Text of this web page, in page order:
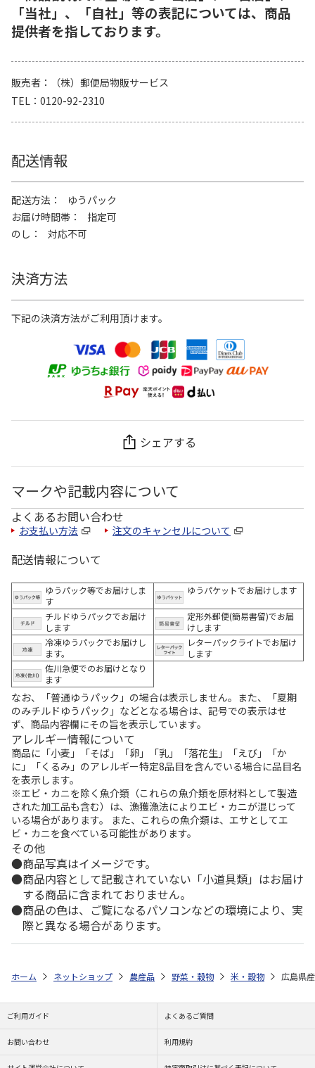
「当社」、「自社」等の表記については、商品
提供者を指しております。
販売者
（株）郵便局物販サービス
TEL
0120-92-2310
配送情報
配送方法
ゆうパック
お届け時間帯
指定可
のし
対応不可
決済方法
下記の決済方法がご利用頂けます。
シェアする
マークや記載内容について
よくあるお問い合わせ
お支払い方法 注文のキャンセルについて
配送情報について
ゆうパック等でお届けしま
す
ゆうパケットでお届けします
チルドゆうパックでお届け
します
定形外郵便(簡易書留)でお届
けします
冷凍ゆうパックでお届けし
ます。
レターパックライトでお届け
します
佐川急便でのお届けとなり
ます
なお、「普通ゆうパック」の場合は表示しません。また、「夏期
のみチルドゆうパック」などとなる場合は、記号での表示はせ
ず、商品内容欄にその旨を表示しています。
アレルギー情報について
商品に「小麦」「そば」「卵」「乳」「落花生」「えび」「か
に」「くるみ」のアレルギー特定8品目を含んでいる場合に品目名
を表示します。
※エビ・カニを除く魚介類（これらの魚介類を原材料として製造
された加工品も含む）は、漁獲漁法によりエビ・カニが混じって
いる場合があります。 また、これらの魚介類は、エサとしてエ
ビ・カニを食べている可能性があります。
その他
商品写真はイメージです。
商品内容として記載されていない「小道具類」はお届け
する商品に含まれておりません。
商品の色は、ご覧になるパソコンなどの環境により、実
際と異なる場合があります。
ホーム ネットショップ 農産品 野菜・穀物 米・穀物 広島県
ご利用ガイド よくあるご質問
お問い合わせ 利用規約